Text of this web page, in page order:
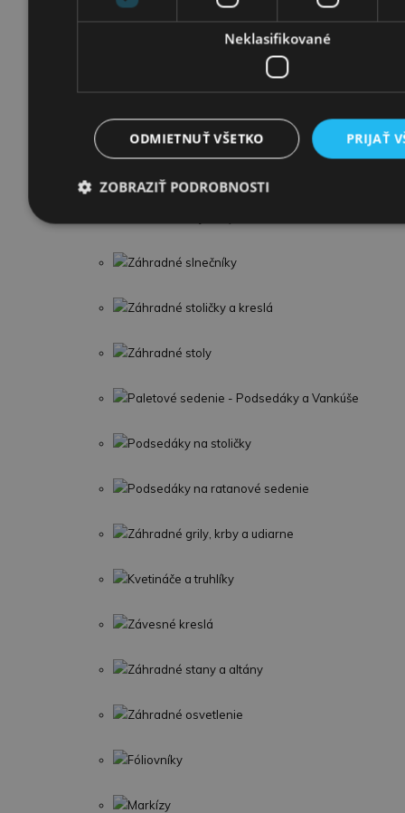
BEBETTO
AUTOSEDAČKY
Záhradný nábytok
Záhradné slnečníky
Záhradné stoličky a kreslá
Záhradné stoly
Paletové sedenie - Podsedáky a Vankúše
Podsedáky na stoličky
Podsedáky na ratanové sedenie
Záhradné grily, krby a udiarne
Kvetináče a truhlíky
Závesné kreslá
Záhradné stany a altány
Záhradné osvetlenie
Fóliovníky
Markízy
Neklasifikované
PRIJAŤ
ODMIETNUŤ VŠETKO
ZOBRAZIŤ PODROBNOSTI